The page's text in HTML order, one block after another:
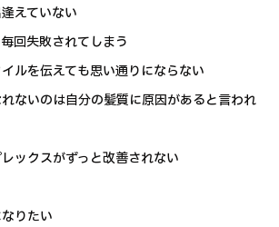
えていない
回失敗されてしまう
ルを伝えても思い通りにならない
ないのは自分の髪質に原因があると言われ
ックスがずっと改善されない
りたい